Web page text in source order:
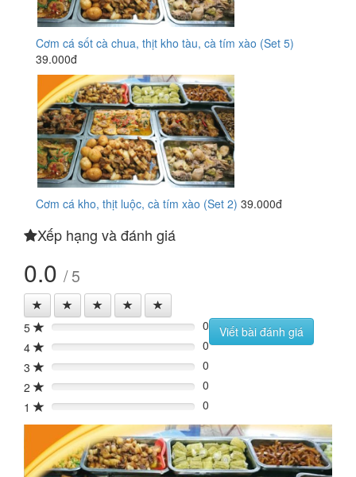
Cơm cá sốt cà chua, thịt kho tàu, cà tím xào (Set 5)
39.000đ
Cơm cá kho, thịt luộc, cà tím xào (Set 2) 39.000đ
Xếp hạng và đánh giá
0.0 / 5
5 0%
0
4
0%
0
3
0%
0
2
0%
0
1
0% 0
Viết bài đánh giá